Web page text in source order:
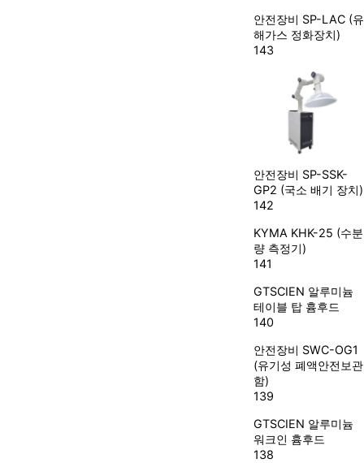
안전장비 SP-LAC (유
해가스 정화장치)
143
안전장비 SP-SSK-
GP2 (국소 배기 장치)
142
KYMA KHK-25 (수분
량 측정기)
141
GTSCIEN 알루미늄
테이블 탑 흄후드
140
안전장비 SWC-OG1
(유기성 폐액안전보관
함)
139
GTSCIEN 알루미늄
워크인 흄후드
138